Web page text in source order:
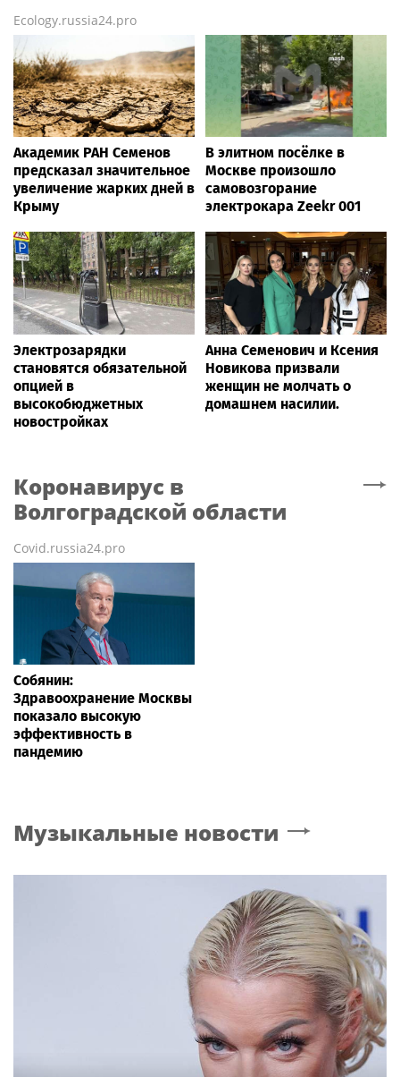
Ecology.russia24.pro
Академик РАН Семенов
предсказал значительное
увеличение жарких дней в
Крыму
В элитном посёлке в
Москве произошло
самовозгорание
электрокара Zeekr 001
Электрозарядки
становятся обязательной
опцией в
высокобюджетных
новостройках
Анна Семенович и Ксения
Новикова призвали
женщин не молчать о
домашнем насилии.
Коронавирус в
Волгоградской области
Covid.russia24.pro
Собянин:
Здравоохранение Москвы
показало высокую
эффективность в
пандемию
Музыкальные новости